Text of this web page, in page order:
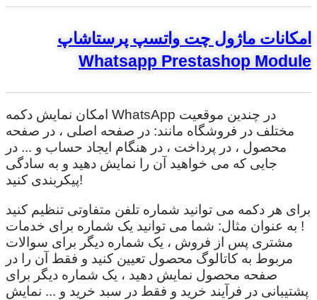
امکانات ماژول چت واتسپ پرستاشاپ
Whatsapp Prestashop Module
امکان نمایش دکمه WhatsApp در چندین موقعیت
مختلف در فروشگاه مانند: در صفحه اصلی ، در صفحه
محصول ، در پرداخت ، در هنگام ایجاد حساب و ... در
جایی که می خواهید آن را نمایش دهید و به سادگی
پیکربندی کنید!
برای هر دکمه می توانید شماره تلفن متفاوتی تنظیم کنید
! به عنوان مثال: شما می توانید یک شماره برای خدمات
مشتری پس از فروش ، یک شماره دیگر برای سوالات
مربوط به کاتالوگ محصول تعیین کنید و فقط آن را در
صفحه محصول نمایش دهید ، یک شماره دیگر برای
پشتیبانی در فرآیند خرید و فقط در سبد خرید و ... نمایش